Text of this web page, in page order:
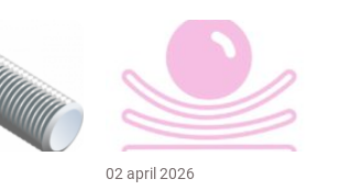
02 april 2026